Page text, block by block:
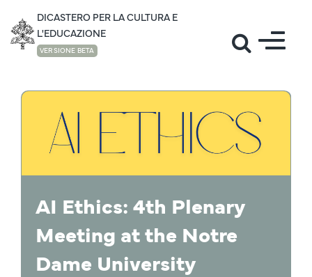
DICASTERO PER LA CULTURA E
L'EDUCAZIONE
VERSIONE BETA
AI Ethics: 4th Plenary
Meeting at the Notre
Dame University